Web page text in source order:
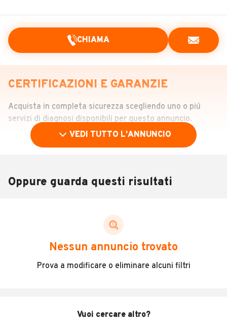
CHIAMA
CERTIFICAZIONI E GARANZIE
Acquista in completa sicurezza scegliendo uno o piú
servizi di diagnosi disponibili per questo annuncio.
STORIA DEL VEICOLO
Sponsorizzato
Avrai accesso a tutte le informazioni di cui necessiti per
scegliere in modo trasparente e sicuro, come:
Incidenti in cui è stato coinvolto il veicolo
Data e luogo delle revisioni effettuate
VEDI TUTTO L'ANNUNCIO
Oppure guarda questi risultati
Nessun annuncio trovato
Prova a modificare o eliminare alcuni filtri
Vuoi cercare altro?